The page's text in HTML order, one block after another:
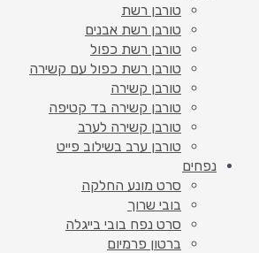
טורבן רשת
טורבן רשת אבנים
טורבן רשת כפול
טורבן רשת כפול עם קשירה
טורבן קשירה
טורבן קשירה בד קטיפה
טורבן קשירה לערב
טורבן ערב בשילוב פייט
נפחים
סרט מונע החלקה
בובי שרוך
סרט נפח בובי בייגלה
ברטון פרמיום